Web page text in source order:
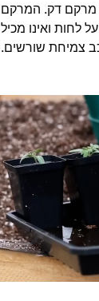
מרקם דק. המרקם
לחות ואינו מכיל
צמיחת שורשים.